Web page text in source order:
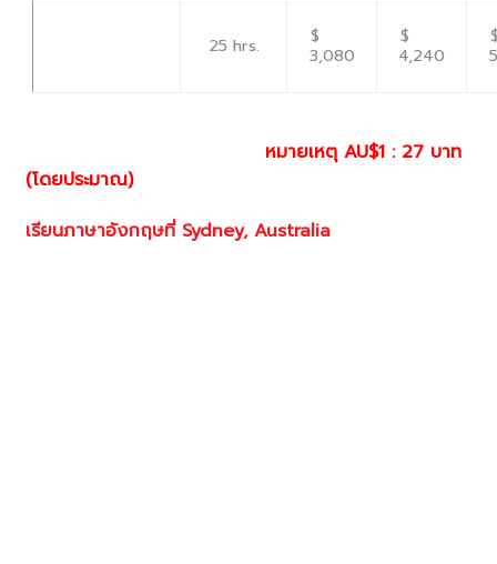
25 hrs.
$
3,080
$
4,240
หมายเหตุ AU$1 : 27 บาท
(โดยประมาณ)
เรียนภาษาอังกฤษที่ Sydney, Australia